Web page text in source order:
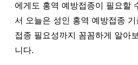
에게도 홍역 예방접종이 필요할
서 오늘은 성인 홍역 예방접종
접종 필요성까지 꼼꼼하게 알아
니다.